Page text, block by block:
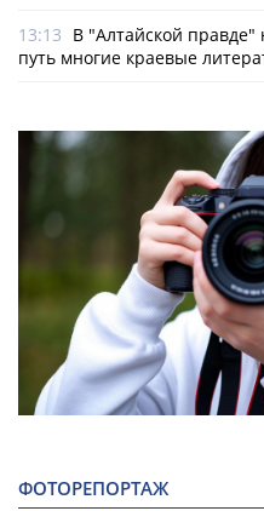
13:13 В "Алтайской правде"
путь многие краевые
ФОТОРЕПОРТАЖ